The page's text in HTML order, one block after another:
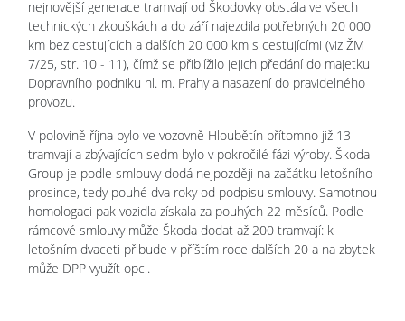
nejnovější generace tramvají od Škodovky obstála ve všech
technických zkouškách a do září najezdila potřebných 20 000
km bez cestujících a dalších 20 000 km s cestujícími (viz ŽM
7/25, str. 10 - 11), čímž se přiblížilo jejich předání do majetku
Dopravního podniku hl. m. Prahy a nasazení do pravidelného
provozu.
V polovině října bylo ve vozovně Hloubětín přítomno již 13
tramvají a zbývajících sedm bylo v pokročilé fázi výroby. Škoda
Group je podle smlouvy dodá nejpozději na začátku letošního
prosince, tedy pouhé dva roky od podpisu smlouvy. Samotnou
homologaci pak vozidla získala za pouhých 22 měsíců. Podle
rámcové smlouvy může Škoda dodat až 200 tramvají: k
letošním dvaceti přibude v příštím roce dalších 20 a na zbytek
může DPP využít opci.